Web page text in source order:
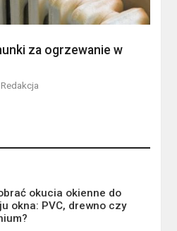
za ogrzewanie w
Redakcja
okucia okienne do
okna: PVC, drewno czy